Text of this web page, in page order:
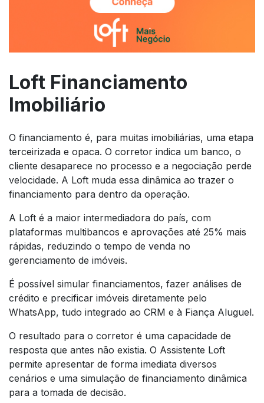
Loft Financiamento
Imobiliário
O financiamento é, para muitas imobiliárias, uma etapa
terceirizada e opaca. O corretor indica um banco, o
cliente desaparece no processo e a negociação perde
velocidade. A Loft muda essa dinâmica ao trazer o
financiamento para dentro da operação.
A Loft é a maior intermediadora do país, com
plataformas multibancos e aprovações até 25% mais
rápidas, reduzindo o tempo de venda no
gerenciamento de imóveis.
É possível simular financiamentos, fazer análises de
crédito e precificar imóveis diretamente pelo
WhatsApp, tudo integrado ao CRM e à Fiança Aluguel.
O resultado para o corretor é uma capacidade de
resposta que antes não existia. O Assistente Loft
permite apresentar de forma imediata diversos
cenários e uma simulação de financiamento dinâmica
para a tomada de decisão.